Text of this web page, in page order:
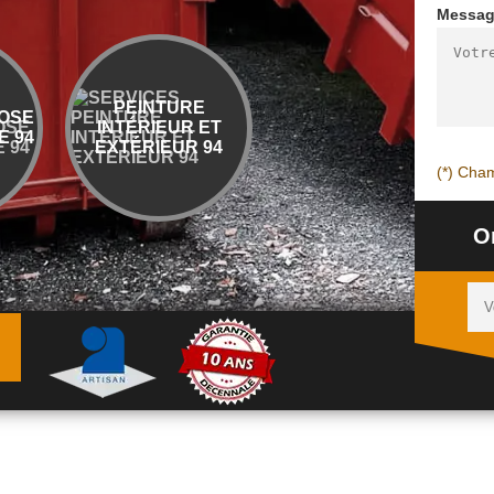
PEINTURE
INTÉRIEUR ET
EXTÉRIEUR 94
ENTREPRISE
DÉMOLITION ET
ÉVACUATION 94
(*)